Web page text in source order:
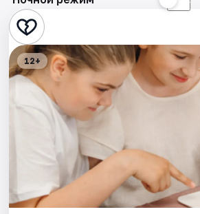
Театр
Стендап
Выставки
Квесты
События
12+